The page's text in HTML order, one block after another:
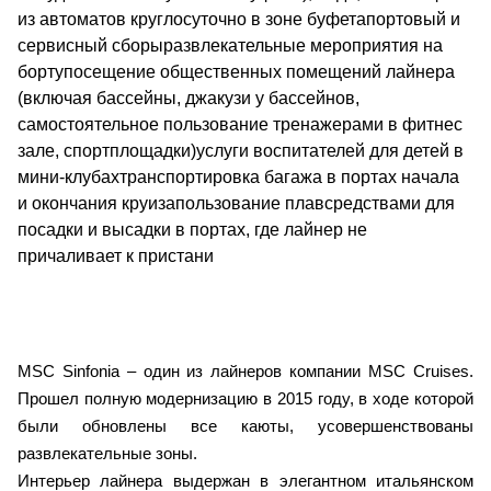
MSC Sinfonia – один из лайнеров компании MSC Cruises.
Прошел полную модернизацию в 2015 году, в ходе которой
были обновлены все каюты, усовершенствованы
развлекательные зоны.
Интерьер лайнера выдержан в элегантном итальянском
из автоматов круглосуточно в зоне буфетапортовый и
сервисный сборыразвлекательные мероприятия на
бортупосещение общественных помещений лайнера
(включая бассейны, джакузи у бассейнов,
самостоятельное пользование тренажерами в фитнес
зале, спортплощадки)услуги воспитателей для детей в
мини-клубахтранспортировка багажа в портах начала
и окончания круизапользование плавсредствами для
посадки и высадки в портах, где лайнер не
причаливает к пристани